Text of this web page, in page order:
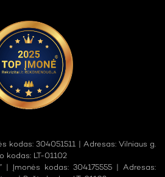
kodas: 304051511 | Adresas: Vilniaus g.
kodas: LT-01102
| Įmonės kodas: 304175555 | Adresas: